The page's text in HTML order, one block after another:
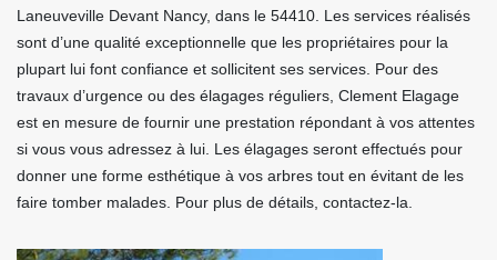
Laneuveville Devant Nancy, dans le 54410. Les services réalisés
sont d’une qualité exceptionnelle que les propriétaires pour la
plupart lui font confiance et sollicitent ses services. Pour des
travaux d’urgence ou des élagages réguliers, Clement Elagage
est en mesure de fournir une prestation répondant à vos attentes
si vous vous adressez à lui. Les élagages seront effectués pour
donner une forme esthétique à vos arbres tout en évitant de les
faire tomber malades. Pour plus de détails, contactez-la.